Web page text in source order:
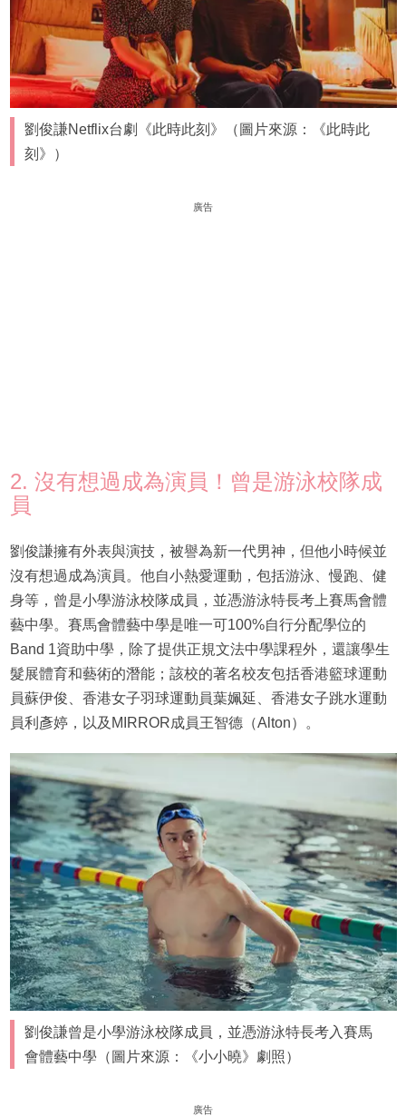
劉俊謙Netflix台劇《此時此刻》（圖片來源：《此時此
刻》）
廣告
2. 沒有想過成為演員！曾是游泳校隊成
員
劉俊謙擁有外表與演技，被譽為新一代男神，但他小時候並
沒有想過成為演員。他自小熱愛運動，包括游泳、慢跑、健
身等，曾是小學游泳校隊成員，並憑游泳特長考上賽馬會體
藝中學。賽馬會體藝中學是唯一可100%自行分配學位的
Band 1資助中學，除了提供正規文法中學課程外，還讓學生
髮展體育和藝術的潛能；該校的著名校友包括香港籃球運動
員蘇伊俊、香港女子羽球運動員葉姵延、香港女子跳水運動
員利彥婷，以及MIRROR成員王智德（Alton）。
劉俊謙曾是小學游泳校隊成員，並憑游泳特長考入賽馬
會體藝中學（圖片來源：《小小曉》劇照）
廣告